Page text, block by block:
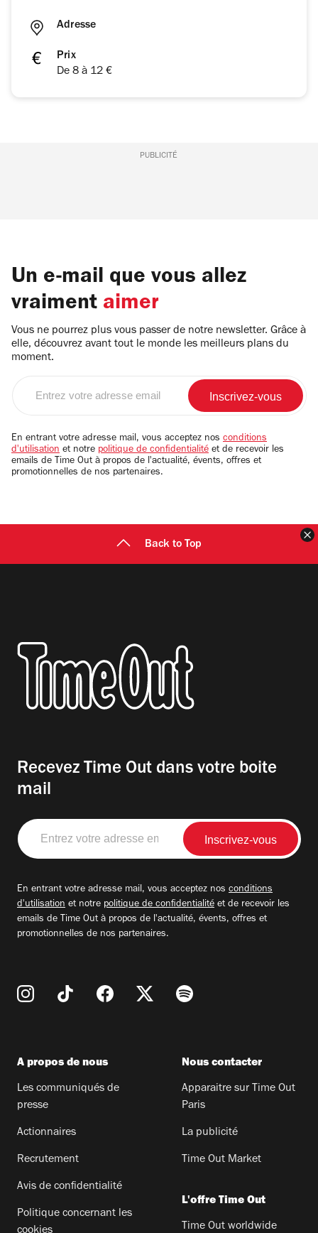
Adresse
Prix
De 8 à 12 €
PUBLICITÉ
Un e-mail que vous allez
vraiment aimer
Vous ne pourrez plus vous passer de notre newsletter. Grâce à
elle, découvrez avant tout le monde les meilleurs plans du
moment.
email
En entrant votre adresse mail, vous acceptez nos conditions
d'utilisation et notre politique de confidentialité et de recevoir les
emails de Time Out à propos de l'actualité, évents, offres et
promotionnelles de nos partenaires.
Back to Top
Recevez Time Out dans votre boite
mail
Entrez
votre
adresse
En entrant votre adresse mail, vous acceptez nos conditions
d'utilisation et notre politique de confidentialité et de recevoir les
emails de Time Out à propos de l'actualité, évents, offres et
promotionnelles de nos partenaires.
A propos de nous
Les communiqués de
presse
Actionnaires
Recrutement
Avis de confidentialité
Politique concernant les
cookies
Nous contacter
Apparaitre sur Time Out
Paris
La publicité
Time Out Market
L'offre Time Out
Time Out worldwide